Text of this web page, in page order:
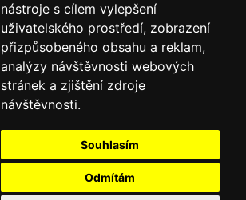
nástroje s cílem vylepšení
uživatelského prostředí, zobrazení
přizpůsobeného obsahu a reklam,
analýzy návštěvnosti webových
stránek a zjištění zdroje
návštěvnosti.
Souhlasím
Odmítám